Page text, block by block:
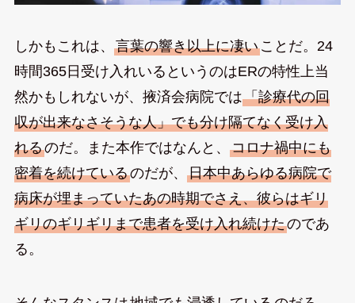
しかもこれは、 言葉の響き以上に凄いことだ。24
時間365日受け入れいるというのはERの特性上当
然かもしれないが、掖済会病院では「診療代の回
収が出来なさそうな人」でも分け隔てなく受け入
れるのだ。また本作ではなんと、 コロナ禍中にも
密着を続けているのだが、 日本中あらゆる病院で
病床が埋まっていたあの時期でさえ、彼らはギリ
ギリのギリギリまで患者を受け入れ続けたのであ
る。